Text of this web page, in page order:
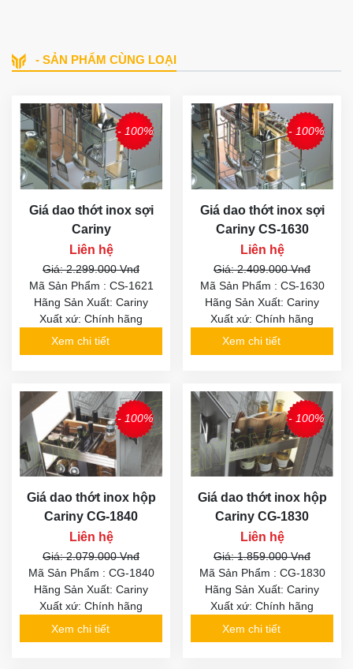
- SẢN PHẨM CÙNG LOẠI
- 100%
Giá dao thớt inox sợi
Cariny
Liên hệ
Giá: 2.299.000 Vnđ
Mã Sản Phẩm : CS-1621
Hãng Sản Xuất: Cariny
Xuất xứ: Chính hãng
Xem chi tiết
- 100%
Giá dao thớt inox sợi
Cariny CS-1630
Liên hệ
Giá: 2.409.000 Vnđ
Mã Sản Phẩm : CS-1630
Hãng Sản Xuất: Cariny
Xuất xứ: Chính hãng
Xem chi tiết
- 100%
Giá dao thớt inox hộp
Cariny CG-1840
Liên hệ
Giá: 2.079.000 Vnđ
Mã Sản Phẩm : CG-1840
Hãng Sản Xuất: Cariny
Xuất xứ: Chính hãng
Xem chi tiết
- 100%
Giá dao thớt inox hộp
Cariny CG-1830
Liên hệ
Giá: 1.859.000 Vnđ
Mã Sản Phẩm : CG-1830
Hãng Sản Xuất: Cariny
Xuất xứ: Chính hãng
Xem chi tiết